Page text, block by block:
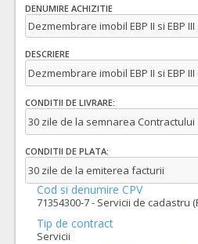
DENUMIRE ACHIZITIE
Dezmembrare imobil EBP II si EBP III
DESCRIERE
Dezmembrare imobil EBP II si EBP III
CONDITII DE LIVRARE:
30 zile de la semnarea Contractului
CONDITII DE PLATA:
30 zile de la emiterea facturii
Cod si denumire CPV
71354300-7 - Servicii de cadastru
Tip de contract
Servicii